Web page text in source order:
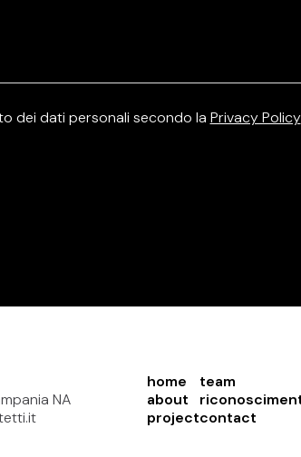
dei dati personali secondo la Privacy Policy
NA
home
about
project
team
contact